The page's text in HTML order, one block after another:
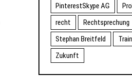
PinterestSkype AG
recht
Rechtsprechung
Stephan Breitfeld
Zukunft